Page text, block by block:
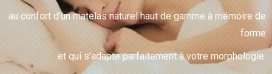
au confort d’un matelas naturel haut de gamme à mémoire de
forme
et qui s’adapte parfaitement à votre morphologie.